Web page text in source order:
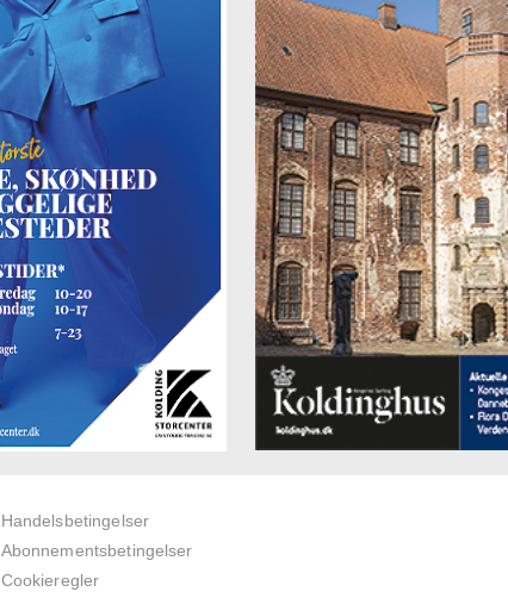
Handelsbetingelser
Abonnementsbetingelser
Cookieregler